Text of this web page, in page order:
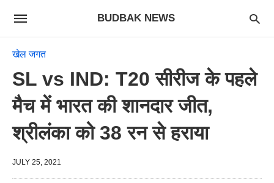
BUDBAK NEWS
खेल जगत
SL vs IND: T20 सीरीज के पहले
मैच में भारत की शानदार जीत,
श्रीलंका को 38 रन से हराया
JULY 25, 2021